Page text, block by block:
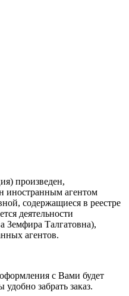
произведен,
иностранным агентом
содержащиеся в реестре
деятельности
Земфира Талгатовна),
агентов.
с Вами будет
забрать заказ.